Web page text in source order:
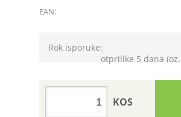
EAN:
Rok isporuke:
otprilike 5 dana
KOS